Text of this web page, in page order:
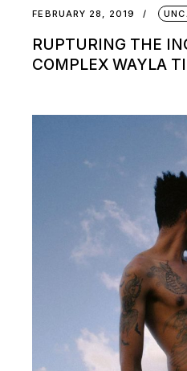
FEBRUARY 28, 2019
RUPTURING THE
COMPLEX WAYLA